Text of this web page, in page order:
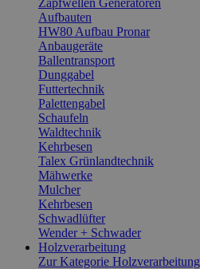
Zapfwellen Generatoren
Aufbauten
HW80 Aufbau Pronar
Anbaugeräte
Ballentransport
Dunggabel
Futtertechnik
Palettengabel
Schaufeln
Waldtechnik
Kehrbesen
Talex Grünlandtechnik
Mähwerke
Mulcher
Kehrbesen
Schwadlüfter
Wender + Schwader
Holzverarbeitung
Zur Kategorie Holzverarbeitung